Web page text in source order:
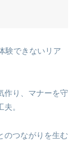
験できないリア
作り、マナーを守
。
のつながりを生む